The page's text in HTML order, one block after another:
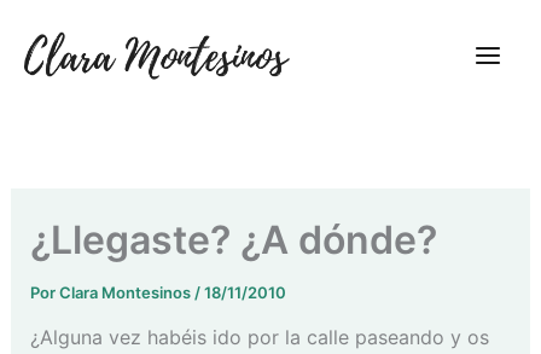
contenido
¿Llegaste? ¿A dónde?
PorClara Montesinos/18/11/2010
¿Alguna vez habéis ido por la calle paseando y os